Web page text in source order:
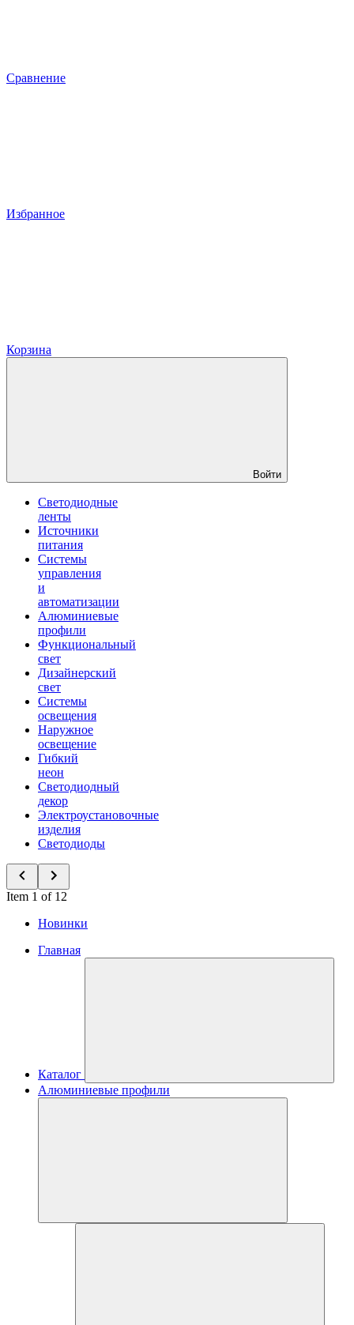
Сравнение
Избранное
Корзина
Войти
Светодиодные
ленты
Источники
питания
Системы
управления
и
автоматизации
Алюминиевые
профили
Функциональный
свет
Дизайнерский
свет
Системы
освещения
Наружное
освещение
Гибкий
неон
Светодиодный
декор
Электроустановочные
изделия
Светодиоды
Item 1 of 12
Новинки
Главная
Каталог
Алюминиевые профили